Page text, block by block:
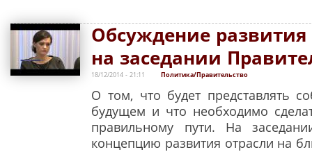
Обсуждение развития
на заседании
18/12/2014 - 21:11 Политика/Правительство
О том, что будет представлять
будущем и что необходимо
правильному пути. На
концепцию развития отрасли на